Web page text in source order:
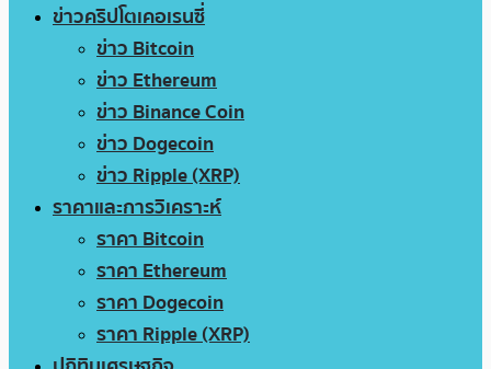
ข่าวคริปโตเคอเรนซี่
ข่าว Bitcoin
ข่าว Ethereum
ข่าว Binance Coin
ข่าว Dogecoin
ข่าว Ripple (XRP)
ราคาและการวิเคราะห์
ราคา Bitcoin
ราคา Ethereum
ราคา Dogecoin
ราคา Ripple (XRP)